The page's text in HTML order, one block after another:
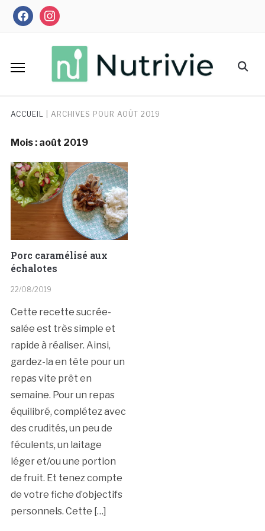
Skipfacebookinstagram
Search
ACCUEIL ARCHIVES POUR AOÛT 2019
Mois : août 2019
Porc caramélisé aux
échalotes
22/08/2019
Cette recette sucrée-
salée est très simple et
rapide à réaliser. Ainsi,
gardez-la en tête pour un
repas vite prêt en
semaine. Pour un repas
équilibré, complétez avec
des crudités, un peu de
féculents, un laitage
léger et/ou une portion
de fruit. Et tenez compte
de votre fiche d’objectifs
personnels. Cette […]